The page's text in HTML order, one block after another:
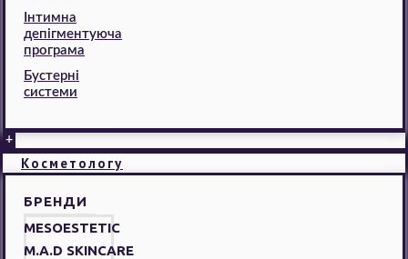
Інтимна
депігментуюча
програма
Бустерні
системи
+
Косметологу
БРЕНДИ
MESOESTETIC
M.A.D SKINCARE